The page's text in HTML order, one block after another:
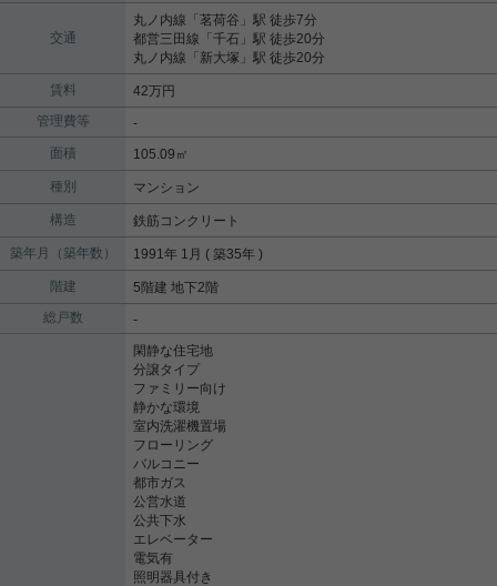
交通
丸ノ内線 「茗荷谷 」駅 徒歩7分
都営三田線 「千石 」駅 徒歩20分
丸ノ内線 「新大塚 」駅 徒歩20分
賃料
42万円
管理費等
-
面積
105.09㎡
種別 マンション
構造 鉄筋コンクリート
築年月（築年数） 1991年 1月 ( 築35年 )
階建
5階建 地下2階
総戸数
-
閑静な住宅地
分譲タイプ
ファミリー向け
静かな環境
室内洗濯機置場
フローリング
バルコニー
都市ガス
公営水道
公共下水
エレベーター
電気有
照明器具付き